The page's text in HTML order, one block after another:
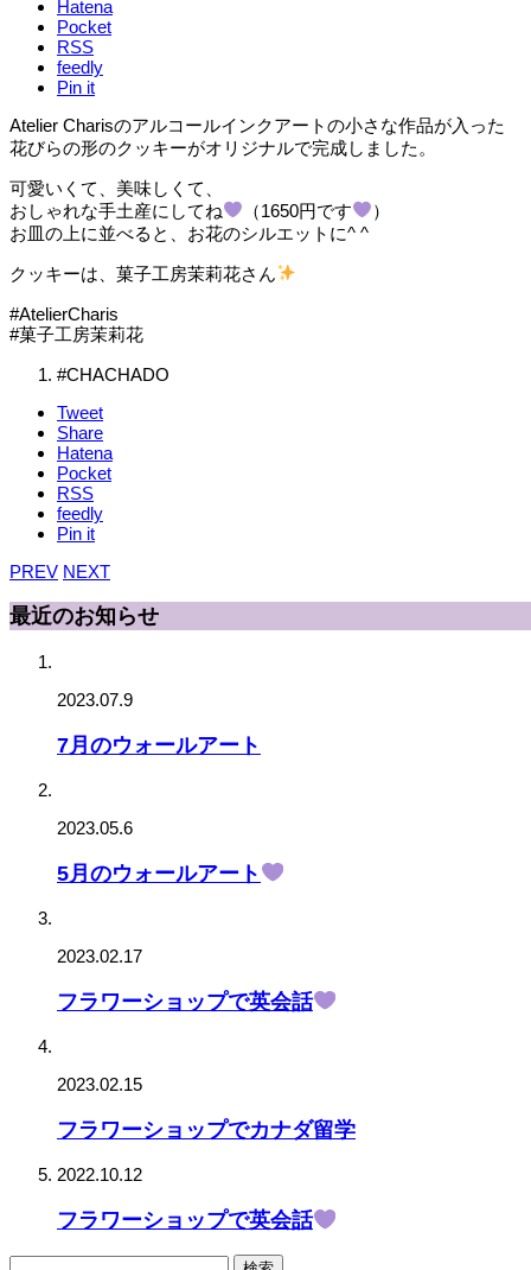
Hatena
Pocket
RSS
feedly
Pin it
Atelier Charisのアルコールインクアートの小さな作品が入った
花びらの形のクッキーがオリジナルで完成しました。
可愛いくて、美味しくて、
おしゃれな手土産にしてね
（1650円です
）
お皿の上に並べると、お花のシルエットに^ ^
クッキーは、菓子工房茉莉花さん
#AtelierCharis
#菓子工房茉莉花
#CHACHADO
Tweet
Share
Hatena
Pocket
RSS
feedly
Pin it
PREV NEXT
最近のお知らせ
2023.07.9
7月のウォールアート
2023.05.6
5月のウォールアート
2023.02.17
フラワーショップで英会話
2023.02.15
フラワーショップでカナダ留学
2022.10.12
フラワーショップで英会話